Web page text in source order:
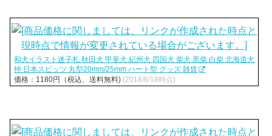
和犬イラスト迷子札 秋田犬 甲斐犬 紀州犬 四国犬 柴犬 黒柴 白柴 北海道犬
狆 日本スピッツ 丸型20mm/25mm ハート型 グッズ 雑貨
価格：1180円（税込、送料無料) (2018/6/18時点)